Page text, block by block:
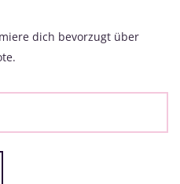
dich bevorzugt über